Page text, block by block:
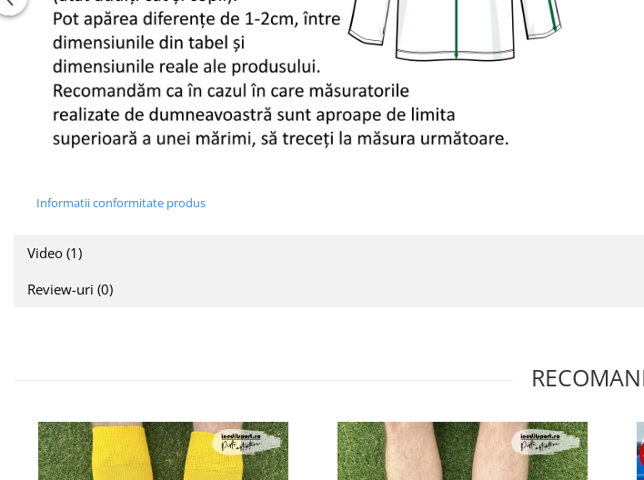
Informatii conformitate produs
Video (1)
Review-uri (0)